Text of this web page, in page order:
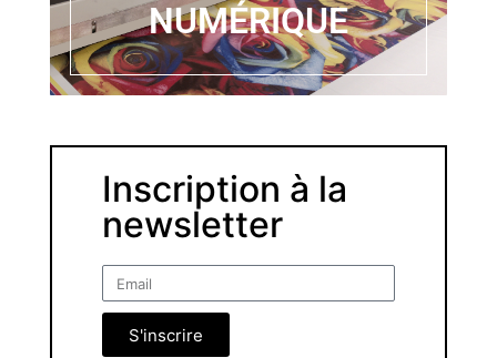
Inscription à la
newsletter
S'inscrire
NUMÉRIQUE